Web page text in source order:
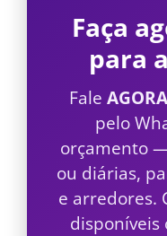
Faça
para
Fale AGORA
pelo
orçamento
ou diárias,
e arredores.
disponíveis